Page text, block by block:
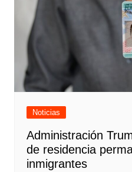
Noticias
Administración
de residencia
inmigrantes